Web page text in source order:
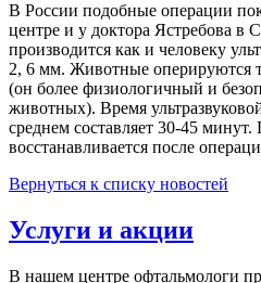
В России подобные операции
центре и у доктора Ястребова в
производится как и человеку
2, 6 мм. Животные оперируются
(он более физиологичный и
животных). Время
среднем составляет 30-45 минут.
восстанавливается после
Вернуться к списку новостей
Услуги и акции
В нашем центре офтальмологи